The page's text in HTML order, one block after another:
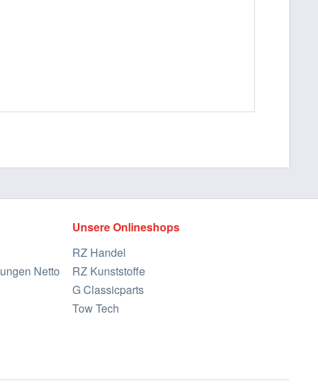
Netto
Unsere Onlineshops
RZ Handel
RZ Kunststoffe
G Classicparts
Tow Tech